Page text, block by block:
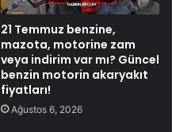
21 Temmuz benzine,
mazota, motorine zam
veya indirim var mı? Güncel
benzin motorin akaryakıt
fiyatları!
Ağustos 6, 2026